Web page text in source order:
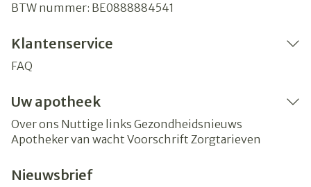
BTW nummer: BE0888884541
Klantenservice
FAQ
Uw apotheek
Over ons Nuttige links Gezondheidsnieuws
Apotheker van wacht Voorschrift Zorgtarieven
Nieuwsbrief